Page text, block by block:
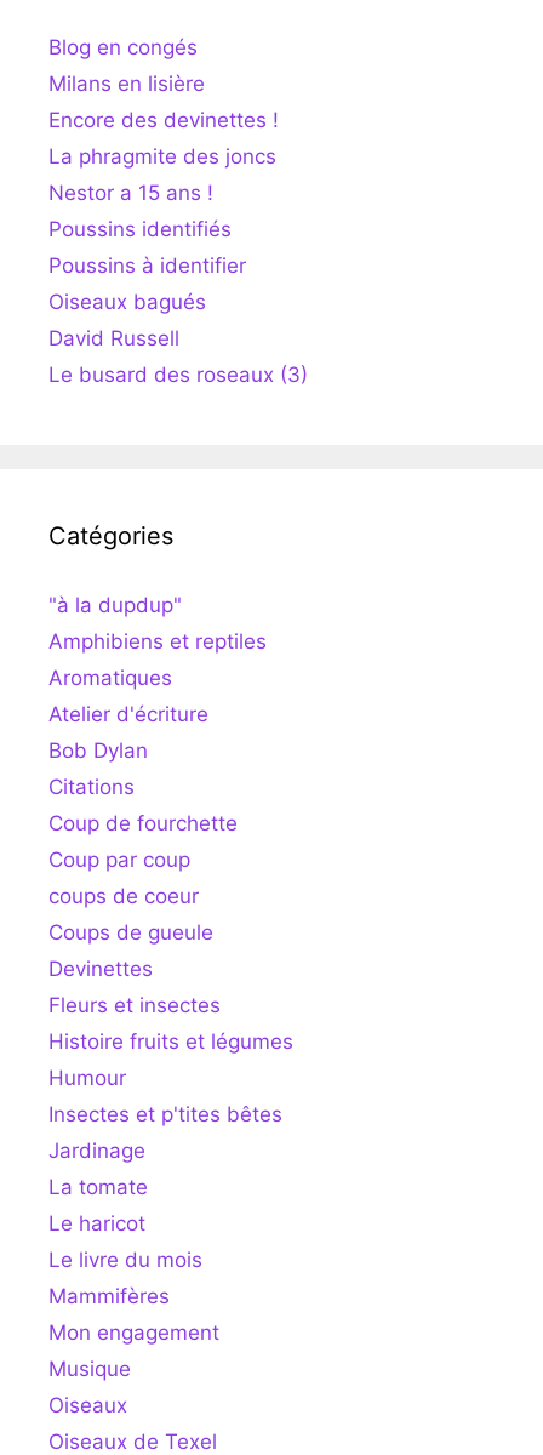
Blog en congés
Milans en lisière
Encore des devinettes !
La phragmite des joncs
Nestor a 15 ans !
Poussins identifiés
Poussins à identifier
Oiseaux bagués
David Russell
Le busard des roseaux (3)
Catégories
"à la dupdup"
Amphibiens et reptiles
Aromatiques
Atelier d'écriture
Bob Dylan
Citations
Coup de fourchette
Coup par coup
coups de coeur
Coups de gueule
Devinettes
Fleurs et insectes
Histoire fruits et légumes
Humour
Insectes et p'tites bêtes
Jardinage
La tomate
Le haricot
Le livre du mois
Mammifères
Mon engagement
Musique
Oiseaux
Oiseaux de Texel